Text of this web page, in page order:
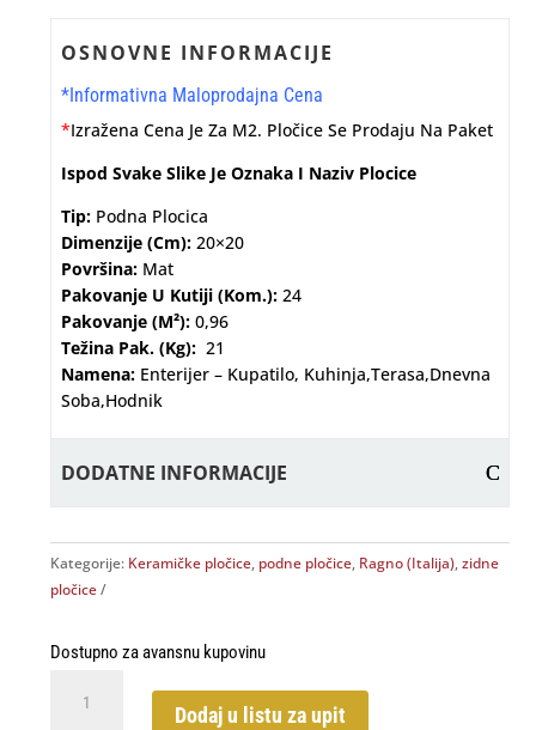
OSNOVNE INFORMACIJE
*Informativna Maloprodajna Cena
*Izražena Cena Je Za M2. Pločice Se Prodaju Na Paket
Ispod Svake Slike Je Oznaka I Naziv Plocice
Tip: Podna Plocica
Dimenzije (cm): 20×20
Površina: Mat
Pakovanje U Kutiji (kom.): 24
Pakovanje (m²): 0,96
Težina Pak. (kg): 21
Namena: Enterijer – Kupatilo, Kuhinja,terasa,dnevna
Soba,hodnik
DODATNE INFORMACIJE
Kategorije: Keramičke pločice, podne pločice, Ragno (Italija),zidne
pločice
Dostupno za avansnu kupovinu
Decoro
Dodaj u listu za upit